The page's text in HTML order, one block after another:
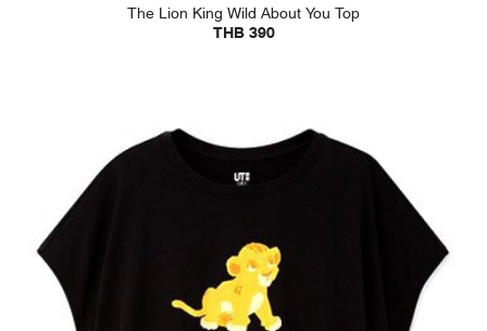
The Lion King Wild About You Top
THB 390